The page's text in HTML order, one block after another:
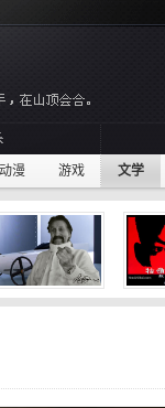
动漫 游戏 文学